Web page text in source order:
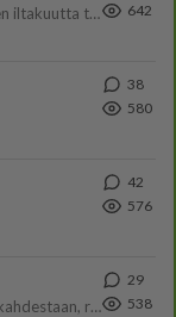
Poliisin mukaan nuori oli lähes täysi-ikäinen. Ennen iltakuutta tulleen ilmoituksen mukaan ihminen oli joutunut mahdoll
642
38
580
42
576
Yhtä paljon, kuin minä sinusta? Haaveissa ollaan kahdestaan, rauhassa ja lähennytään fyysisesti ja tutustutaan syvemmin
29
538